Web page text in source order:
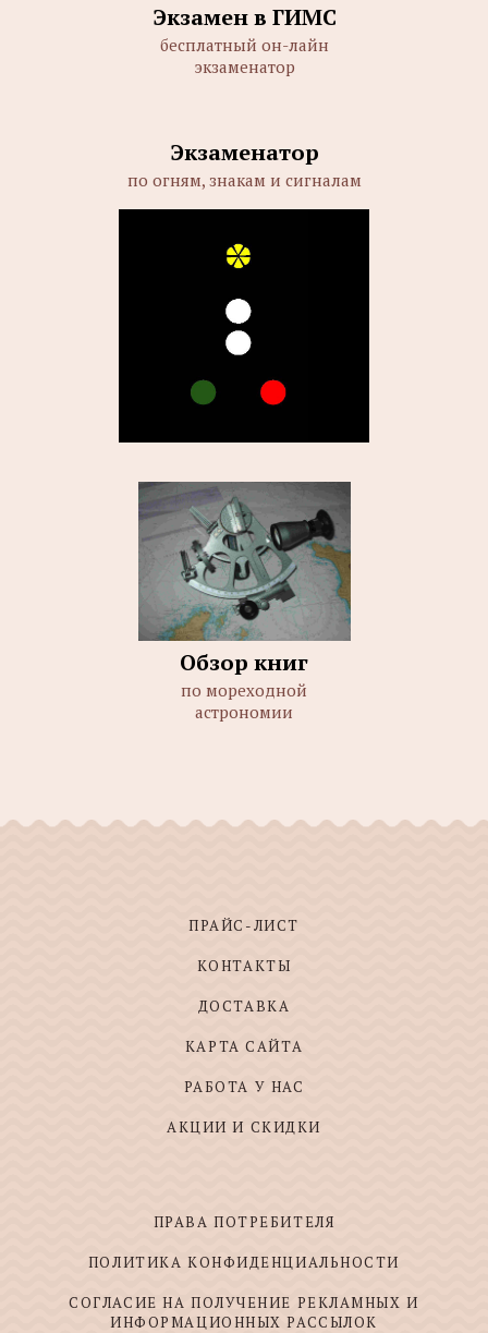
Экзамен в ГИМС
бесплатный он-лайн
экзаменатор
Экзаменатор
по огням, знакам и сигналам
Обзор книг
по мореходной
астрономии
ПРАЙС-ЛИСТ
КОНТАКТЫ
ДОСТАВКА
КАРТА САЙТА
РАБОТА У НАС
АКЦИИ И СКИДКИ
ПРАВА ПОТРЕБИТЕЛЯ
ПОЛИТИКА КОНФИДЕНЦИАЛЬНОСТИ
СОГЛАСИЕ НА ПОЛУЧЕНИЕ РЕКЛАМНЫХ И
ИНФОРМАЦИОННЫХ РАССЫЛОК